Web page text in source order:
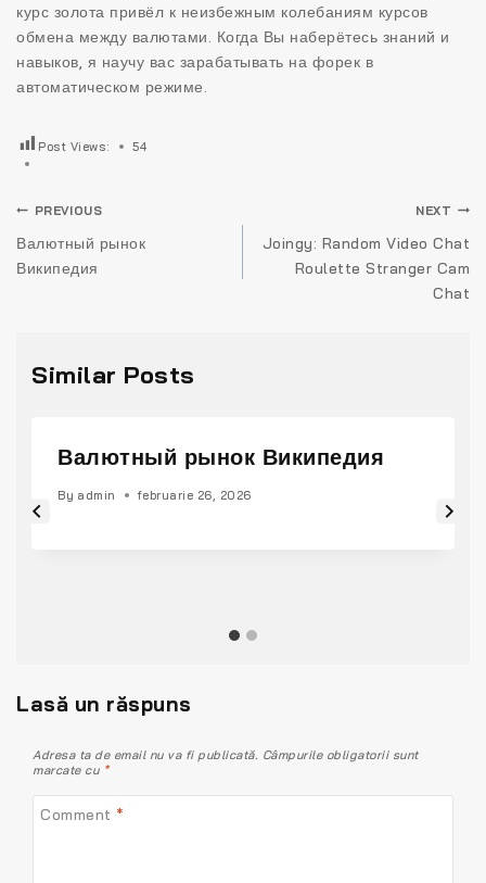
курс золота привёл к неизбежным колебаниям курсов
обмена между валютами. Когда Вы наберётесь знаний и
навыков, я научу вас зарабатывать на форек в
автоматическом режиме.
Post Views: 54
Navigare
în
articole
PREVIOUS
Валютный рынок
Википедия
NEXT
Joingy: Random Video Chat
Roulette Stranger Cam
Chat
Similar Posts
Валютный рынок Википедия
By admin februarie 26, 2026
Lasă un răspuns
Adresa ta de email nu va fi publicată. Câmpurile obligatorii sunt
marcate cu *
Comment *